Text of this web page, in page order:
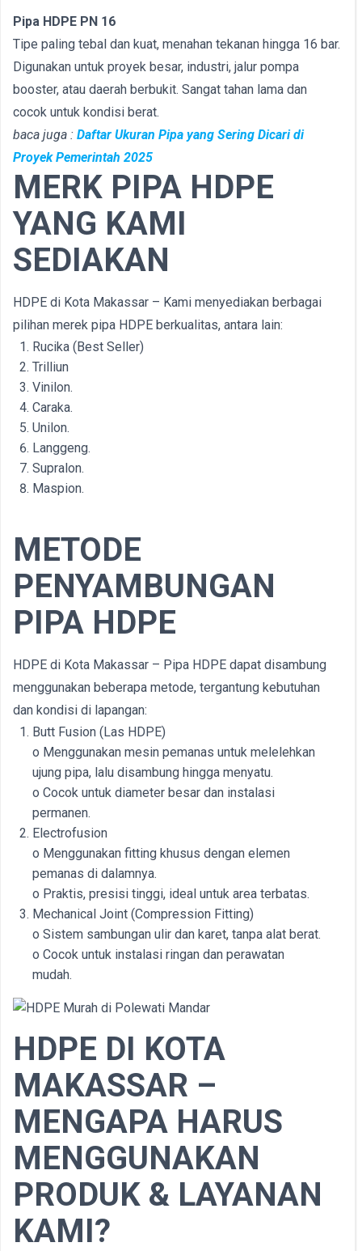
Pipa HDPE PN 16
Tipe paling tebal dan kuat, menahan tekanan hingga 16 bar.
Digunakan untuk proyek besar, industri, jalur pompa
booster, atau daerah berbukit. Sangat tahan lama dan
cocok untuk kondisi berat.
baca juga : Daftar Ukuran Pipa yang Sering Dicari di
Proyek Pemerintah 2025
MERK PIPA HDPE
YANG KAMI
SEDIAKAN
HDPE di Kota Makassar – Kami menyediakan berbagai
pilihan merek pipa HDPE berkualitas, antara lain:
Rucika (Best Seller)
Trilliun
Vinilon.
Caraka.
Unilon.
Langgeng.
Supralon.
Maspion.
METODE
PENYAMBUNGAN
PIPA HDPE
HDPE di Kota Makassar – Pipa HDPE dapat disambung
menggunakan beberapa metode, tergantung kebutuhan
dan kondisi di lapangan:
Butt Fusion (Las HDPE)
o Menggunakan mesin pemanas untuk melelehkan
ujung pipa, lalu disambung hingga menyatu.
o Cocok untuk diameter besar dan instalasi
permanen.
Electrofusion
o Menggunakan fitting khusus dengan elemen
pemanas di dalamnya.
o Praktis, presisi tinggi, ideal untuk area terbatas.
Mechanical Joint (Compression Fitting)
o Sistem sambungan ulir dan karet, tanpa alat berat.
o Cocok untuk instalasi ringan dan perawatan
mudah.
HDPE DI KOTA
MAKASSAR –
MENGAPA HARUS
MENGGUNAKAN
PRODUK & LAYANAN
KAMI?